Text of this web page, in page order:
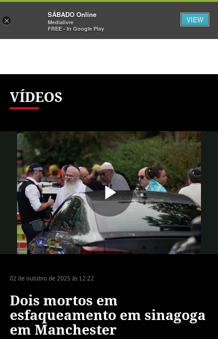
Sábado Assine Iniciar Sessão
VÍDEOS
02 de outubro de 2025 às 12:22
Dois mortos em
esfaqueamento em sinagoga
em Manchester
×
SÁBADO Online
Medialivre
FREE - In Google Play
VIEW